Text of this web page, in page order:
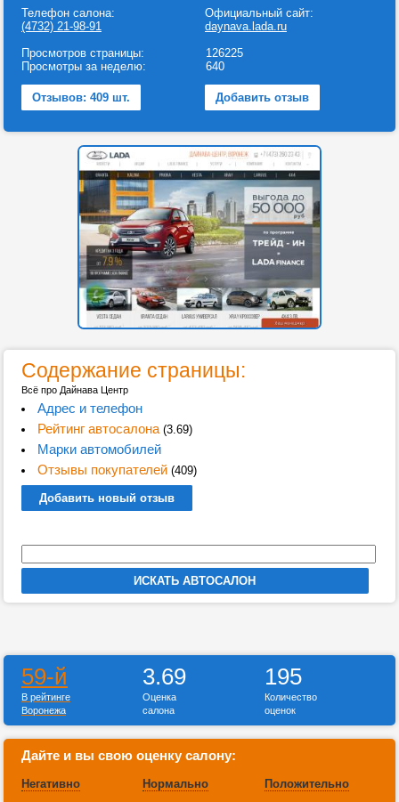
Телефон салона:
(4732) 21-98-91
Официальный сайт:
daynava.lada.ru
Просмотров страницы:
Просмотры за неделю:
126225
640
Отзывов: 409 шт. Добавить отзыв
Содержание страницы:
Всё про Дайнава Центр
Адрес и телефон
Рейтинг автосалона(3.69)
Марки автомобилей
Отзывы покупателей(409)
Добавить новый отзыв
59-й
В рейтинге
Воронежа
3.69
Оценка
салона
195
Количество
оценок
Дайте и вы свою оценку салону:
Негативно Нормально Положительно